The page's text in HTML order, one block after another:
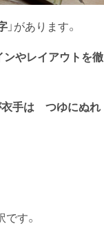
」があります。
ンやレイアウトを徹
手は つゆにぬれ
す。